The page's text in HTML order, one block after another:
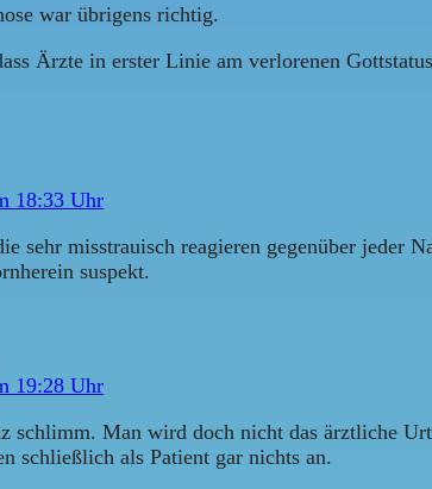
war übrigens richtig.
Ärzte in erster Linie am verlorenen
18:33 Uhr
sehr misstrauisch reagieren gegenüber jeder
suspekt.
19:28 Uhr
schlimm. Man wird doch nicht das ärztliche
schließlich als Patient gar nichts an.